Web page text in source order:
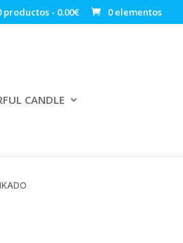
productos 0.00€ 0 elementos
CANDLE